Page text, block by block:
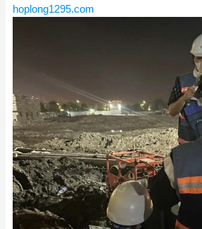
hoplong1295.com